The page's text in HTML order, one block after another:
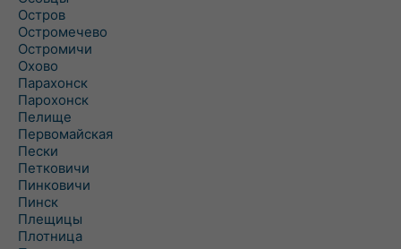
Остров
Остромечево
Остромичи
Охово
Парахонск
Парохонск
Пелище
Первомайская
Пески
Петковичи
Пинковичи
Пинск
Плещицы
Плотница